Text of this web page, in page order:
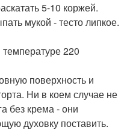
5-10 коржей.
мукой - тесто липкое.
220
поверхность и
Ни в коем случае не
без крема - они
духовку поставить.